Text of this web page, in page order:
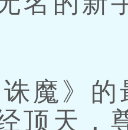
魔》的
顶天，